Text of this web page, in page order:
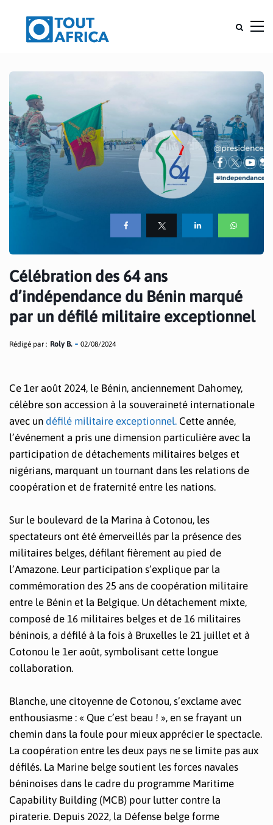
Célébration des 64 ans
d’indépendance du Bénin marqué
par un défilé militaire exceptionnel
Rédigé par : Roly B. 02/08/2024
Ce 1er août 2024, le Bénin, anciennement Dahomey,
célèbre son accession à la souveraineté internationale
avec un défilé militaire exceptionnel. Cette année,
l’événement a pris une dimension particulière avec la
participation de détachements militaires belges et
nigérians, marquant un tournant dans les relations de
coopération et de fraternité entre les nations.
Sur le boulevard de la Marina à Cotonou, les
spectateurs ont été émerveillés par la présence des
militaires belges, défilant fièrement au pied de
l’Amazone. Leur participation s’explique par la
commémoration des 25 ans de coopération militaire
entre le Bénin et la Belgique. Un détachement mixte,
composé de 16 militaires belges et de 16 militaires
béninois, a défilé à la fois à Bruxelles le 21 juillet et à
Cotonou le 1er août, symbolisant cette longue
collaboration.
Blanche, une citoyenne de Cotonou, s’exclame avec
enthousiasme : « Que c’est beau ! », en se frayant un
chemin dans la foule pour mieux apprécier le spectacle.
La coopération entre les deux pays ne se limite pas aux
défilés. La Marine belge soutient les forces navales
béninoises dans le cadre du programme Maritime
Capability Building (MCB) pour lutter contre la
piraterie. Depuis 2022, la Défense belge forme